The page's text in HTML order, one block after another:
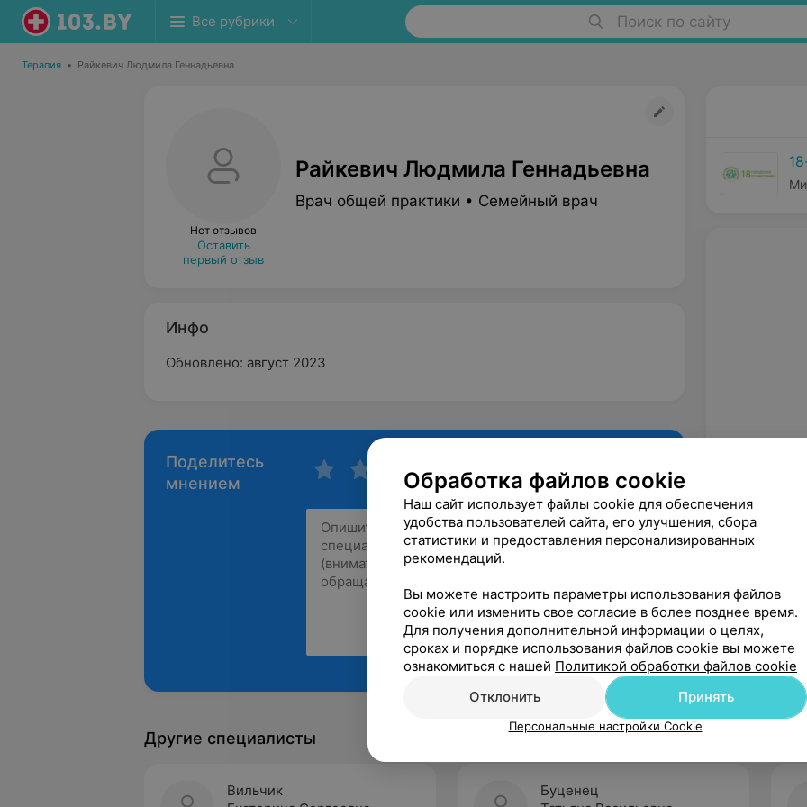
Все рубрики Поиск по сайту
Терапия • Райкевич Людмила Геннадьевна
Нет отзывов
Оставить
первый отзыв
Райкевич Людмила Геннадьевна
Врач общей практики • Семейный врач
Инфо
Обновлено: август 2023
Поделитесь
мнением
Рекомендую
Другие специалисты
Вильчик
Буценец
Обработка файлов cookie
Наш сайт использует файлы cookie для обеспечения
удобства пользователей сайта, его улучшения, сбора
статистики и предоставления персонализированных
рекомендаций.
Вы можете настроить параметры использования файлов
cookie или изменить свое согласие в более позднее время.
Для получения дополнительной информации о целях,
сроках и порядке использования файлов cookie вы можете
ознакомиться с нашей Политикой обработки файлов cookie
Отклонить
Принять
Персональные настройки Cookie